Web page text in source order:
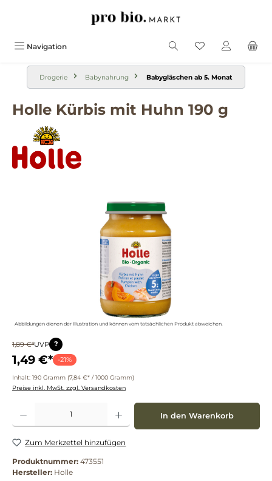
Navigation
Drogerie Babynahrung Babygläschen ab 5. Monat
Holle Kürbis mit Huhn 190 g
Abbildungen dienen der Illustration und können vom tatsächlichen Produkt abweichen.
1,89 €*UVP ?
1,49 €* -21%
Inhalt: 190 Gramm (7,84 €* / 1000 Gramm)
Preise inkl. MwSt. zzgl. Versandkosten
Produkt Anzahl: Gib den gewünschten Wert ein oder benutze die Schaltflächen um
In den Warenkorb
Zum Merkzettel hinzufügen
Produktnummer: 473551
Hersteller: Holle